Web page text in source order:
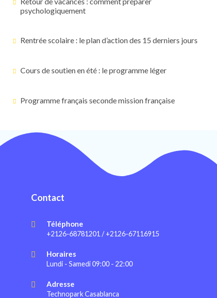
psychologiquement
Rentrée scolaire : le plan d’action des 15 derniers jours
Cours de soutien en été : le programme léger
Programme français seconde mission française
Contact
Téléphone
+2126-68781201 / +2126-67116915
Horaires
Lundi - Samedi 09:00 - 22:00
Adresse
Technopark Casablanca